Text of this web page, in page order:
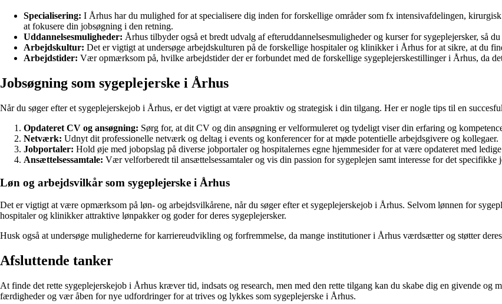
Specialisering: I Århus har du mulighed for at specialisere dig inden for forskellige områder som fx intensivafdelingen,
at fokusere din jobsøgning i den retning.
Uddannelsesmuligheder: Århus tilbyder også et bredt udvalg af efteruddannelsesmuligheder og kurser for sygeplejersker, så
Arbejdskultur: Det er vigtigt at undersøge arbejdskulturen på de forskellige hospitaler og klinikker i Århus for at sikre, at du
Arbejdstider: Vær opmærksom på, hvilke arbejdstider der er forbundet med de forskellige sygeplejerskestillinger i Århus, da
Jobsøgning som sygeplejerske i Århus
Når du søger efter et sygeplejerskejob i Århus, er det vigtigt at være proaktiv og strategisk i din tilgang. Her er nogle tips til en
Opdateret CV og ansøgning: Sørg for, at dit CV og din ansøgning er velformuleret og tydeligt viser din erfaring og
Netværk: Udnyt dit professionelle netværk og deltag i events og konferencer for at møde potentielle arbejdsgivere og kollegaer.
Jobportaler: Hold øje med jobopslag på diverse jobportaler og hospitalernes egne hjemmesider for at være opdateret med
Ansættelsessamtale: Vær velforberedt til ansættelsessamtaler og vis din passion for sygeplejen samt interesse for det specifikke
Løn og arbejdsvilkår som sygeplejerske i Århus
Det er vigtigt at være opmærksom på løn- og arbejdsvilkårene, når du søger efter et sygeplejerskejob i Århus. Selvom lønnen for
hospitaler og klinikker attraktive lønpakker og goder for deres sygeplejersker.
Husk også at undersøge mulighederne for karriereudvikling og forfremmelse, da mange institutioner i Århus værdsætter og støtter
Afsluttende tanker
At finde det rette sygeplejerskejob i Århus kræver tid, indsats og research, men med den rette tilgang kan du skabe dig en givende og
færdigheder og vær åben for nye udfordringer for at trives og lykkes som sygeplejerske i Århus.